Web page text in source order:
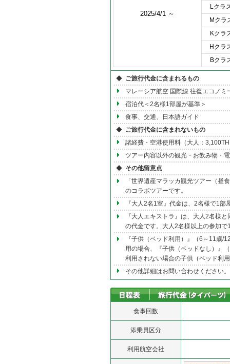
2025/4/1 ～
Lクラ
Mクラ
Kクラ
Hクラ
Bクラ
◆ ご旅行代金に含まれるもの
マレーシア航空 国際線 往復エコノミ
宿泊代＜2名様1部屋が基準＞
食事、交通、日本語ガイド
◆ ご旅行代金に含まれないもの
諸経費・空港使用料（大人：
ツアー内容以外の観光・お飲み物・
◆ その他留意点
「世界遺産マラッカ観光ツアー（
のコラボツアーです。
『大人2名1室』代金は、2名様で1
『大人エキストラ』は、大人2名様
の代金です。大人2名様以上の参加
『子供（ベッド利用）』（6～11歳/
用の場合、『子供（ベッドなし）』
利用されない場合の子供（ベッド利
その他詳細はお問い合わせください。
食事回数
添乗員区分
利用航空会社